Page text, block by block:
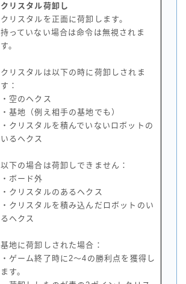
クリスタル荷卸し
クリスタルを正面に荷卸します。
持っていない場合は命令は無視されま
す。
クリスタルは以下の時に荷卸しされま
す：
・空のヘクス
・基地（例え相手の基地でも）
・クリスタルを積んでいないロボットの
いるヘクス
以下の場合は荷卸しできません：
・ボード外
・クリスタルのあるヘクス
・クリスタルを積み込んだロボットのい
るヘクス
基地に荷卸しされた場合：
・ゲーム終了時に2～4の勝利点を獲得し
ます。